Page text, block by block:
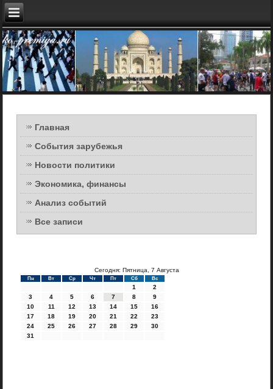
Главная
События зарубежья
Новости политики
Экономика, финансы
Анализ событий
Все записи
Сегодня: Пятница, 7 Августа
Пн Вт Ср Чт Пт Сб Вс
1
2
3
4 5 6 7 8
9
10
11 12 13 14 15
16
17
18 19 20 21 22
23
24
25 26 27 28 29
30
31